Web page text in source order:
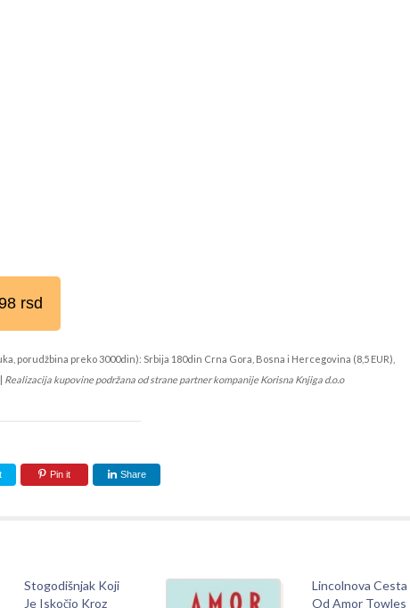
rsd
porudžbina preko 3000din): Srbija 180din Crna Gora, Bosna i Hercegovina (8,5 EUR),
Realizacija kupovine podržana od strane partner kompanije Korisna Knjiga d.o.o
Pin it Share
Stogodišnjak Koji
Je Iskočio Kroz
Lincolnova Cesta
Od Amor Towles